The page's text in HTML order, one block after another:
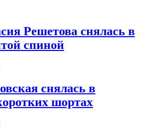
Решетова снялась в
спиной
снялась в
шортах